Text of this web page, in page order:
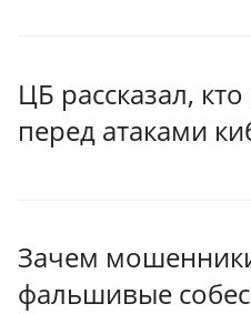
ЦБ рассказал,
перед атаками
Зачем
фальшивые